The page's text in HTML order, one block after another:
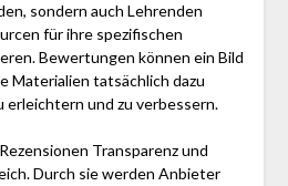
sondern auch Lehrenden
für ihre spezifischen
Bewertungen können ein Bild
Materialien tatsächlich dazu
erleichtern und zu verbessern.
Transparenz und
Durch sie werden Anbieter